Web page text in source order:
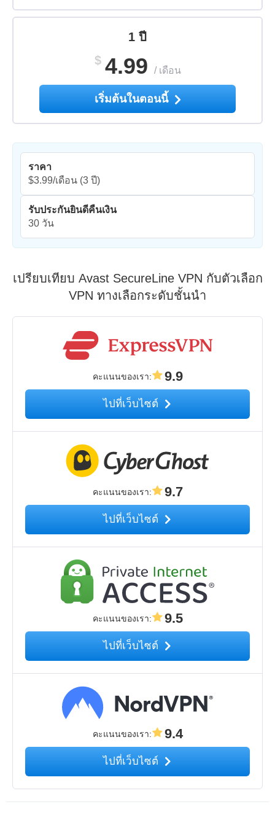
1 ปี
$ 4.99 / เดือน
เริ่มต้นในตอนนี้
ราคา
$3.99/เดือน (3 ปี)
รับประกันยินดีคืนเงิน
30 วัน
เปรียบเทียบ Avast SecureLine VPN กับตัวเลือก
VPN ทางเลือกระดับชั้นนำ
คะแนนของเรา: 9.9
ไปที่เว็บไซต์
คะแนนของเรา: 9.7
ไปที่เว็บไซต์
คะแนนของเรา: 9.5
ไปที่เว็บไซต์
คะแนนของเรา: 9.4
ไปที่เว็บไซต์